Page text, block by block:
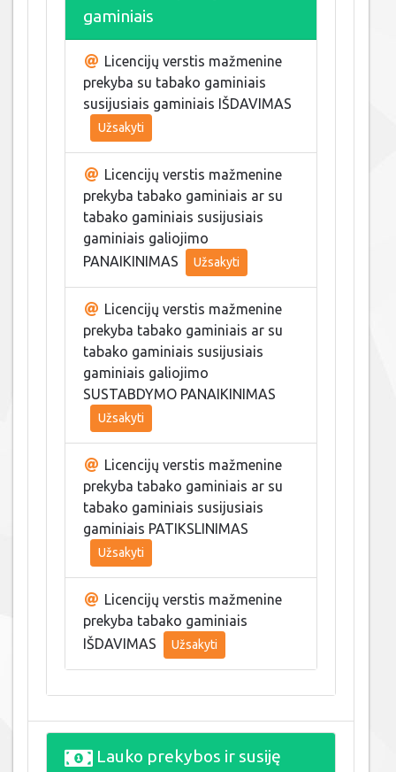
gaminiais
Licencijų verstis mažmenine
prekyba su tabako gaminiais
susijusiais gaminiais IŠDAVIMAS
Užsakyti
Licencijų verstis mažmenine
prekyba tabako gaminiais ar su
tabako gaminiais susijusiais
gaminiais galiojimo
PANAIKINIMAS
Užsakyti
Licencijų verstis mažmenine
prekyba tabako gaminiais ar su
tabako gaminiais susijusiais
gaminiais galiojimo
SUSTABDYMO PANAIKINIMAS
Užsakyti
Licencijų verstis mažmenine
prekyba tabako gaminiais ar su
tabako gaminiais susijusiais
gaminiais PATIKSLINIMAS
Užsakyti
Licencijų verstis mažmenine
prekyba tabako gaminiais
IŠDAVIMAS
Užsakyti
Lauko prekybos ir susiję